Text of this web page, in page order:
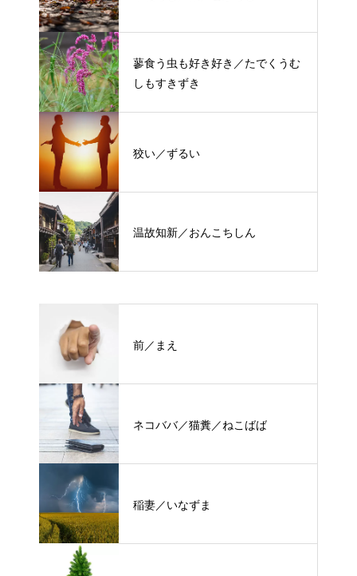
蓼食う虫も好き好き／たでくうむ
しもすきずき
狡い／ずるい
温故知新／おんこちしん
前／まえ
ネコババ／猫糞／ねこばば
稲妻／いなずま